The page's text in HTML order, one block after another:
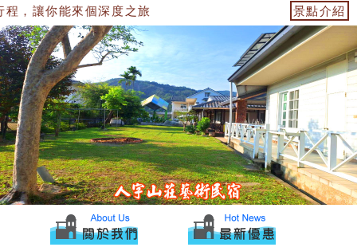
，讓你能來個深度之旅 景點介紹